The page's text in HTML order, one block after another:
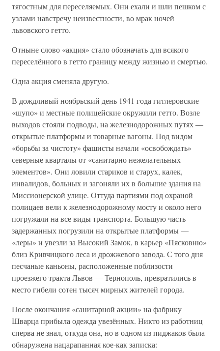
тягостным для переселяемых. Они ехали и шли пешком с
узлами навстречу неизвестности, во мрак ночей
львовского гетто.
Отныне слово «акция» стало обозначать для всякого
переселённого в гетто границу между жизнью и смертью.
Одна акция сменяла другую.
В дождливый ноябрьский день 1941 года гитлеровские
«шупо» и местные полицейские окружили гетто. Возле
выходов стояли подводы, на железнодорожных путях —
открытые платформы и товарные вагоны. Под видом
«борьбы за чистоту» фашисты начали «освобождать»
северные кварталы от «санитарно нежелательных
элементов». Они ловили стариков и старух, калек,
инвалидов, больных и загоняли их в большие здания на
Миссионерской улице. Оттуда партиями под охраной
полицаев вели к железнодорожному мосту и около него
погружали на все виды транспорта. Большую часть
задержанных погрузили на открытые платформы —
«леры» и увезли за Высокий Замок, в карьер «Пясковню»
близ Кривчицкого леса и дрожжевого завода. С того дня
песчаные каньоны, расположенные поблизости
проезжего тракта Львов — Тернополь, превратились в
место гибели сотен тысяч мирных жителей города.
После окончания «санитарной акции» на фабрику
Шварца прибыла одежда увезённых. Никто из работниц
сперва не знал, откуда она, но в одном из пиджаков была
обнаружена нацарапанная кое-как записка: